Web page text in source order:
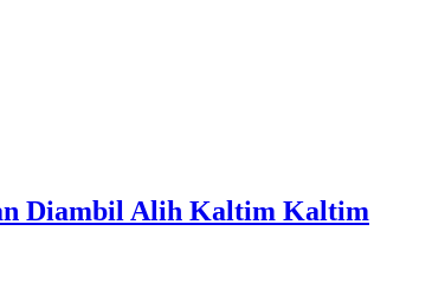
Diambil Alih Kaltim Kaltim